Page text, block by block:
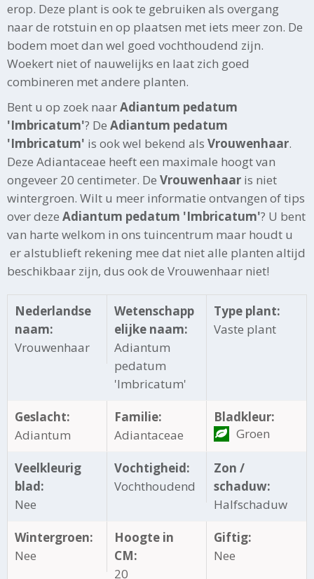
erop. Deze plant is ook te gebruiken als overgang
naar de rotstuin en op plaatsen met iets meer zon. De
bodem moet dan wel goed vochthoudend zijn.
Woekert niet of nauwelijks en laat zich goed
combineren met andere planten.
Bent u op zoek naarAdiantum pedatum
'Imbricatum'? De Adiantum pedatum
'Imbricatum' is ook wel bekend als Vrouwenhaar.
Deze Adiantaceae heeft een maximale hoogt van
ongeveer 20 centimeter. De Vrouwenhaar is niet
wintergroen. Wilt u meer informatie ontvangen of tips
over deze Adiantum pedatum 'Imbricatum'? U bent
van harte welkom in ons tuincentrum maar houdt u
er alstublieft rekening mee dat niet alle planten altijd
beschikbaar zijn, dus ook de Vrouwenhaar niet!
Nederlandse
naam:
Vrouwenhaar
Wetenschapp
elijke naam:
Adiantum
pedatum
'Imbricatum'
Type plant:
Vaste plant
Geslacht:
Adiantum
Familie:
Adiantaceae
Bladkleur:
Groen
Veelkleurig
blad:
Nee
Vochtigheid:
Vochthoudend
Zon /
schaduw:
Halfschaduw
Wintergroen:
Nee
Hoogte in
CM:
20
Giftig:
Nee